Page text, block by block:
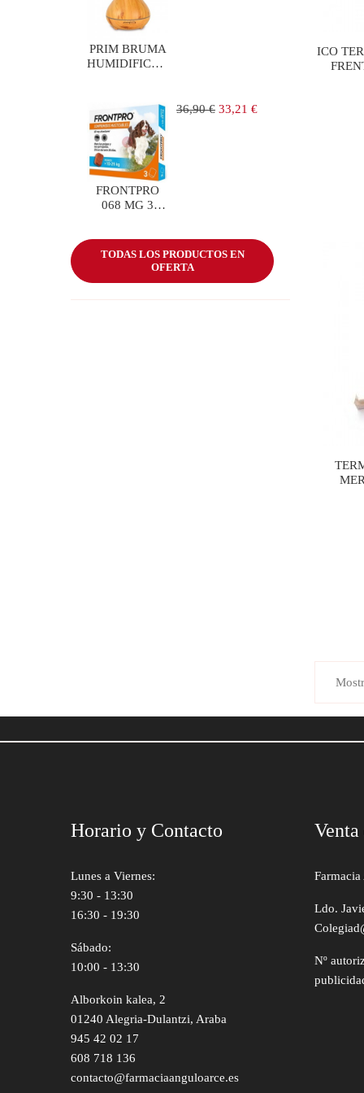
PRIM BRUMA
HUMIDIFICADOR
FRONTPRO
068 MG 3
KG
Precio
36,90 € Precio
33,21 €
TODAS LOS PRODUCTOS EN
OFERTA
ICO
Horario y Contacto
Lunes a Viernes:
9:30 - 13:30
16:30 - 19:30
Sábado:
10:00 - 13:30
Alborkoin kalea, 2
01240 Alegria-Dulantzi, Araba
945 42 02 17
608 718 136
contacto@farmaciaanguloarce.es
Ldo.
Nº